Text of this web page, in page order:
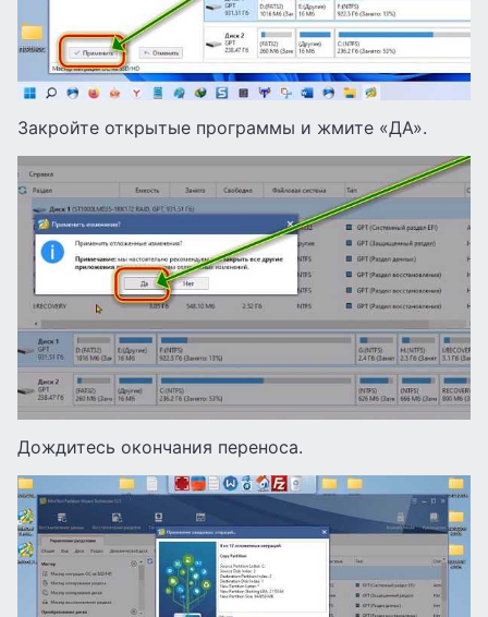
Закройте открытые программы и жмите «ДА».
Дождитесь окончания переноса.